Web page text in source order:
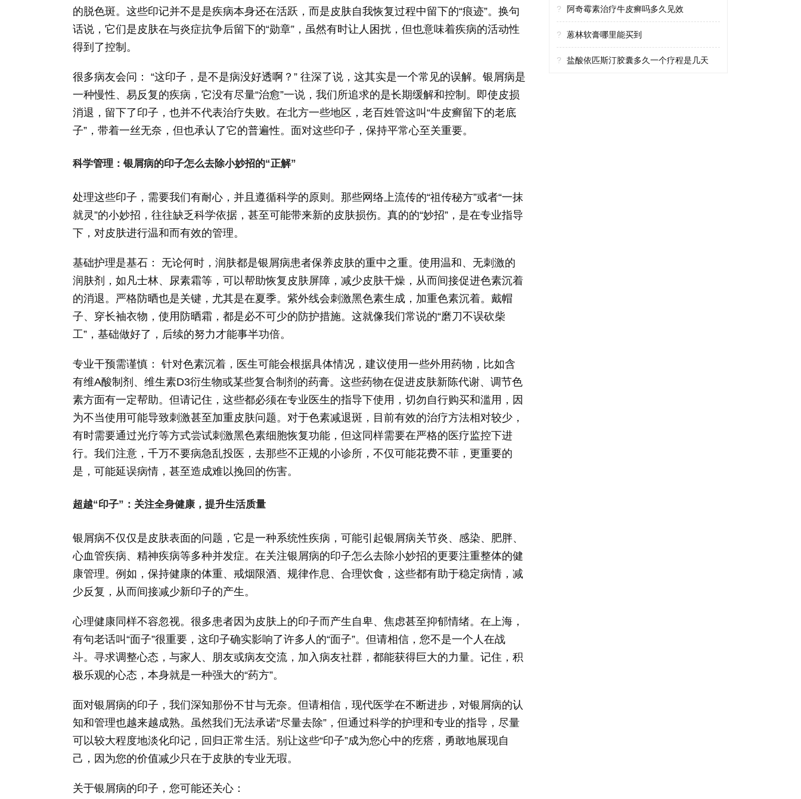
的脱色斑。这些印记并不是是疾病本身还在活跃，而是皮肤自我恢复过程中留下的“痕迹”。换句
话说，它们是皮肤在与炎症抗争后留下的“勋章”，虽然有时让人困扰，但也意味着疾病的活动性
得到了控制。
很多病友会问： “这印子，是不是病没好透啊？” 往深了说，这其实是一个常见的误解。银屑病是
一种慢性、易反复的疾病，它没有尽量“治愈”一说，我们所追求的是长期缓解和控制。即使皮损
消退，留下了印子，也并不代表治疗失败。在北方一些地区，老百姓管这叫“牛皮癣留下的老底
子”，带着一丝无奈，但也承认了它的普遍性。面对这些印子，保持平常心至关重要。
科学管理：银屑病的印子怎么去除小妙招的“正解”
处理这些印子，需要我们有耐心，并且遵循科学的原则。那些网络上流传的“祖传秘方”或者“一抹
就灵”的小妙招，往往缺乏科学依据，甚至可能带来新的皮肤损伤。真的的“妙招”，是在专业指导
下，对皮肤进行温和而有效的管理。
基础护理是基石： 无论何时，润肤都是银屑病患者保养皮肤的重中之重。使用温和、无刺激的
润肤剂，如凡士林、尿素霜等，可以帮助恢复皮肤屏障，减少皮肤干燥，从而间接促进色素沉着
的消退。严格防晒也是关键，尤其是在夏季。紫外线会刺激黑色素生成，加重色素沉着。戴帽
子、穿长袖衣物，使用防晒霜，都是必不可少的防护措施。这就像我们常说的“磨刀不误砍柴
工”，基础做好了，后续的努力才能事半功倍。
专业干预需谨慎： 针对色素沉着，医生可能会根据具体情况，建议使用一些外用药物，比如含
有维A酸制剂、维生素D3衍生物或某些复合制剂的药膏。这些药物在促进皮肤新陈代谢、调节色
素方面有一定帮助。但请记住，这些都必须在专业医生的指导下使用，切勿自行购买和滥用，因
为不当使用可能导致刺激甚至加重皮肤问题。对于色素减退斑，目前有效的治疗方法相对较少，
有时需要通过光疗等方式尝试刺激黑色素细胞恢复功能，但这同样需要在严格的医疗监控下进
行。我们注意，千万不要病急乱投医，去那些不正规的小诊所，不仅可能花费不菲，更重要的
是，可能延误病情，甚至造成难以挽回的伤害。
超越“印子”：关注全身健康，提升生活质量
银屑病不仅仅是皮肤表面的问题，它是一种系统性疾病，可能引起银屑病关节炎、感染、肥胖、
心血管疾病、精神疾病等多种并发症。在关注银屑病的印子怎么去除小妙招的更要注重整体的健
康管理。例如，保持健康的体重、戒烟限酒、规律作息、合理饮食，这些都有助于稳定病情，减
少反复，从而间接减少新印子的产生。
心理健康同样不容忽视。很多患者因为皮肤上的印子而产生自卑、焦虑甚至抑郁情绪。在上海，
有句老话叫“面子”很重要，这印子确实影响了许多人的“面子”。但请相信，您不是一个人在战
斗。寻求调整心态，与家人、朋友或病友交流，加入病友社群，都能获得巨大的力量。记住，积
极乐观的心态，本身就是一种强大的“药方”。
面对银屑病的印子，我们深知那份不甘与无奈。但请相信，现代医学在不断进步，对银屑病的认
知和管理也越来越成熟。虽然我们无法承诺“尽量去除”，但通过科学的护理和专业的指导，尽量
可以较大程度地淡化印记，回归正常生活。别让这些“印子”成为您心中的疙瘩，勇敢地展现自
己，因为您的价值减少只在于皮肤的专业无瑕。
关于银屑病的印子，您可能还关心：
? 阿奇霉素治疗牛皮癣吗多久见效
? 蒽林软膏哪里能买到
? 盐酸依匹斯汀胶囊多久一个疗程是几天